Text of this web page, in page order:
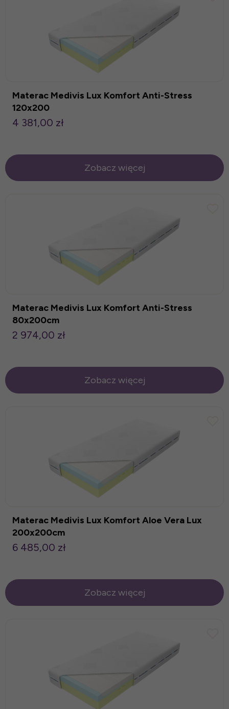
Materac Medivis Lux Komfort Anti-Stress
120x200
4 381,00 zł
Zobacz więcej
Materac Medivis Lux Komfort Anti-Stress
80x200cm
2 974,00 zł
Zobacz więcej
Materac Medivis Lux Komfort Aloe Vera Lux
200x200cm
6 485,00 zł
Zobacz więcej